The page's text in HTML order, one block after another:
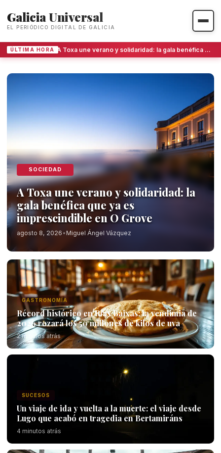
Galicia Universal
EL PERIÓDICO DIGITAL DE GALICIA
ÚLTIMA HORA A Toxa une verano y solidaridad: la gala benéfica que ya es imprescindible en O Grove
Galicia Universal - Noticias y
SOCIEDAD
A Toxa une verano y solidaridad: la
gala benéfica que ya es
imprescindible en O Grove
agosto 8, 2026 • Miguel Ángel Vázquez
GASTRONOMÍA
Récord histórico en Rías Baixas: la vendimia de
2026 rozará los 50 millones de kilos de uva
2 minutos atrás
SUCESOS
Un viaje de ida y vuelta a la muerte: el viaje desde
Lugo que acabó en tragedia en Bertamiráns
4 minutos atrás